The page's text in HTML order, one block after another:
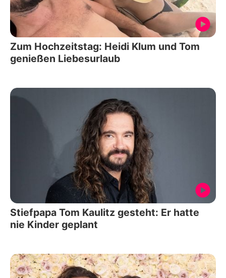
Zum Hochzeitstag: Heidi Klum und Tom
genießen Liebesurlaub
Stiefpapa Tom Kaulitz gesteht: Er hatte
nie Kinder geplant